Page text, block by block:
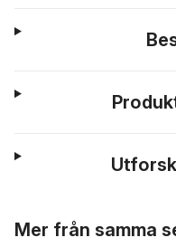
Mer från samma